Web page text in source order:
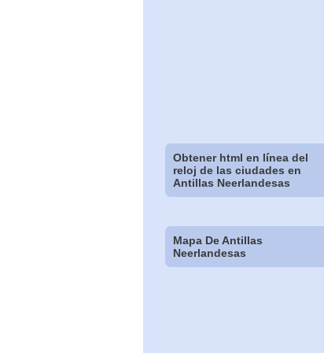
Obtener html en línea del
reloj de las ciudades en
Antillas Neerlandesas
Mapa De Antillas
Neerlandesas